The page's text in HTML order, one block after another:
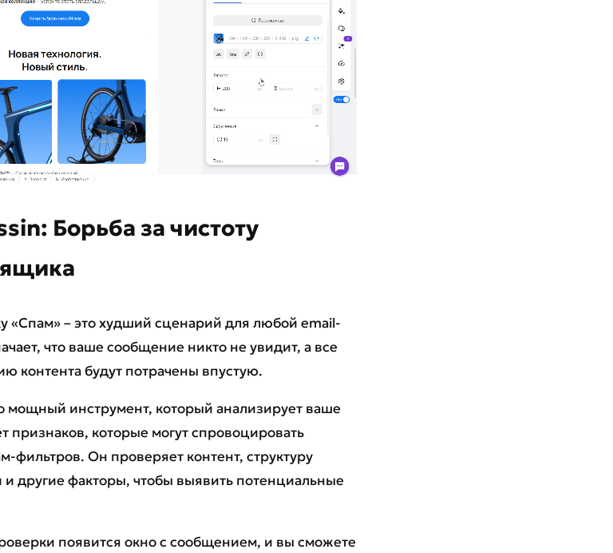
Борьба за чистоту
ящика
«Спам» – это худший сценарий для любой email-
что ваше сообщение никто не увидит, а все
контента будут потрачены впустую.
мощный инструмент, который анализирует ваше
признаков, которые могут спровоцировать
фильтров. Он проверяет контент, структуру
и другие факторы, чтобы выявить потенциальные
появится окно с сообщением, и вы сможете